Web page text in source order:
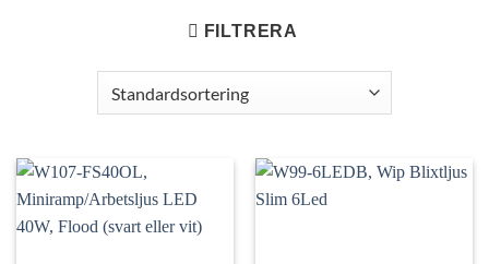
FILTRERA